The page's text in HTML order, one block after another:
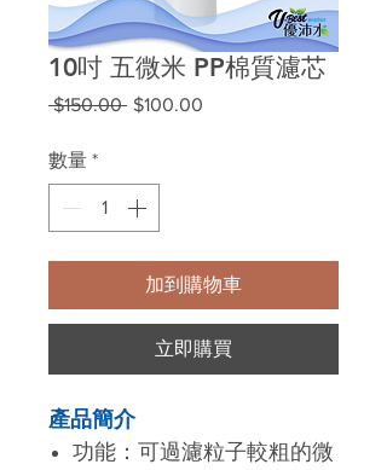
10吋 五微米 PP棉質濾芯
$150.00 一
格
$100.00
數量 *
加到購物車
立即購買
產品簡介
功能： 可過濾粒子較粗的微